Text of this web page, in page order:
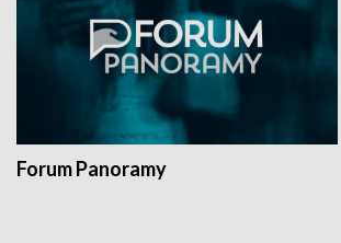
Forum Panoramy